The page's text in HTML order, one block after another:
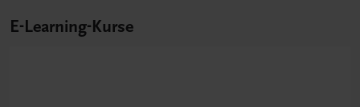
E-Learning-Kurse